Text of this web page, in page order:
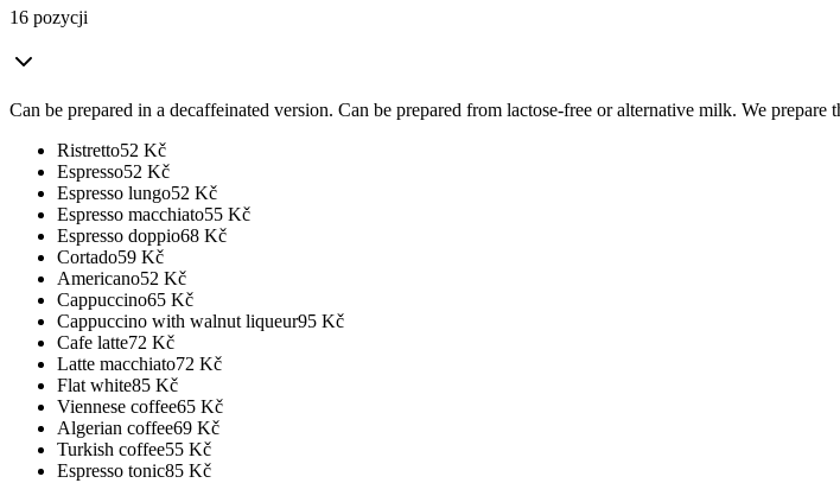
16 pozycji
Can be prepared in a decaffeinated version. Can be prepared from lactose-free or alternative milk. We
Ristretto52 Kč
Espresso52 Kč
Espresso lungo52 Kč
Espresso macchiato55 Kč
Espresso doppio68 Kč
Cortado59 Kč
Americano52 Kč
Cappuccino65 Kč
Cappuccino with walnut liqueur95 Kč
Cafe latte72 Kč
Latte macchiato72 Kč
Flat white85 Kč
Viennese coffee65 Kč
Algerian coffee69 Kč
Turkish coffee55 Kč
Espresso tonic85 Kč